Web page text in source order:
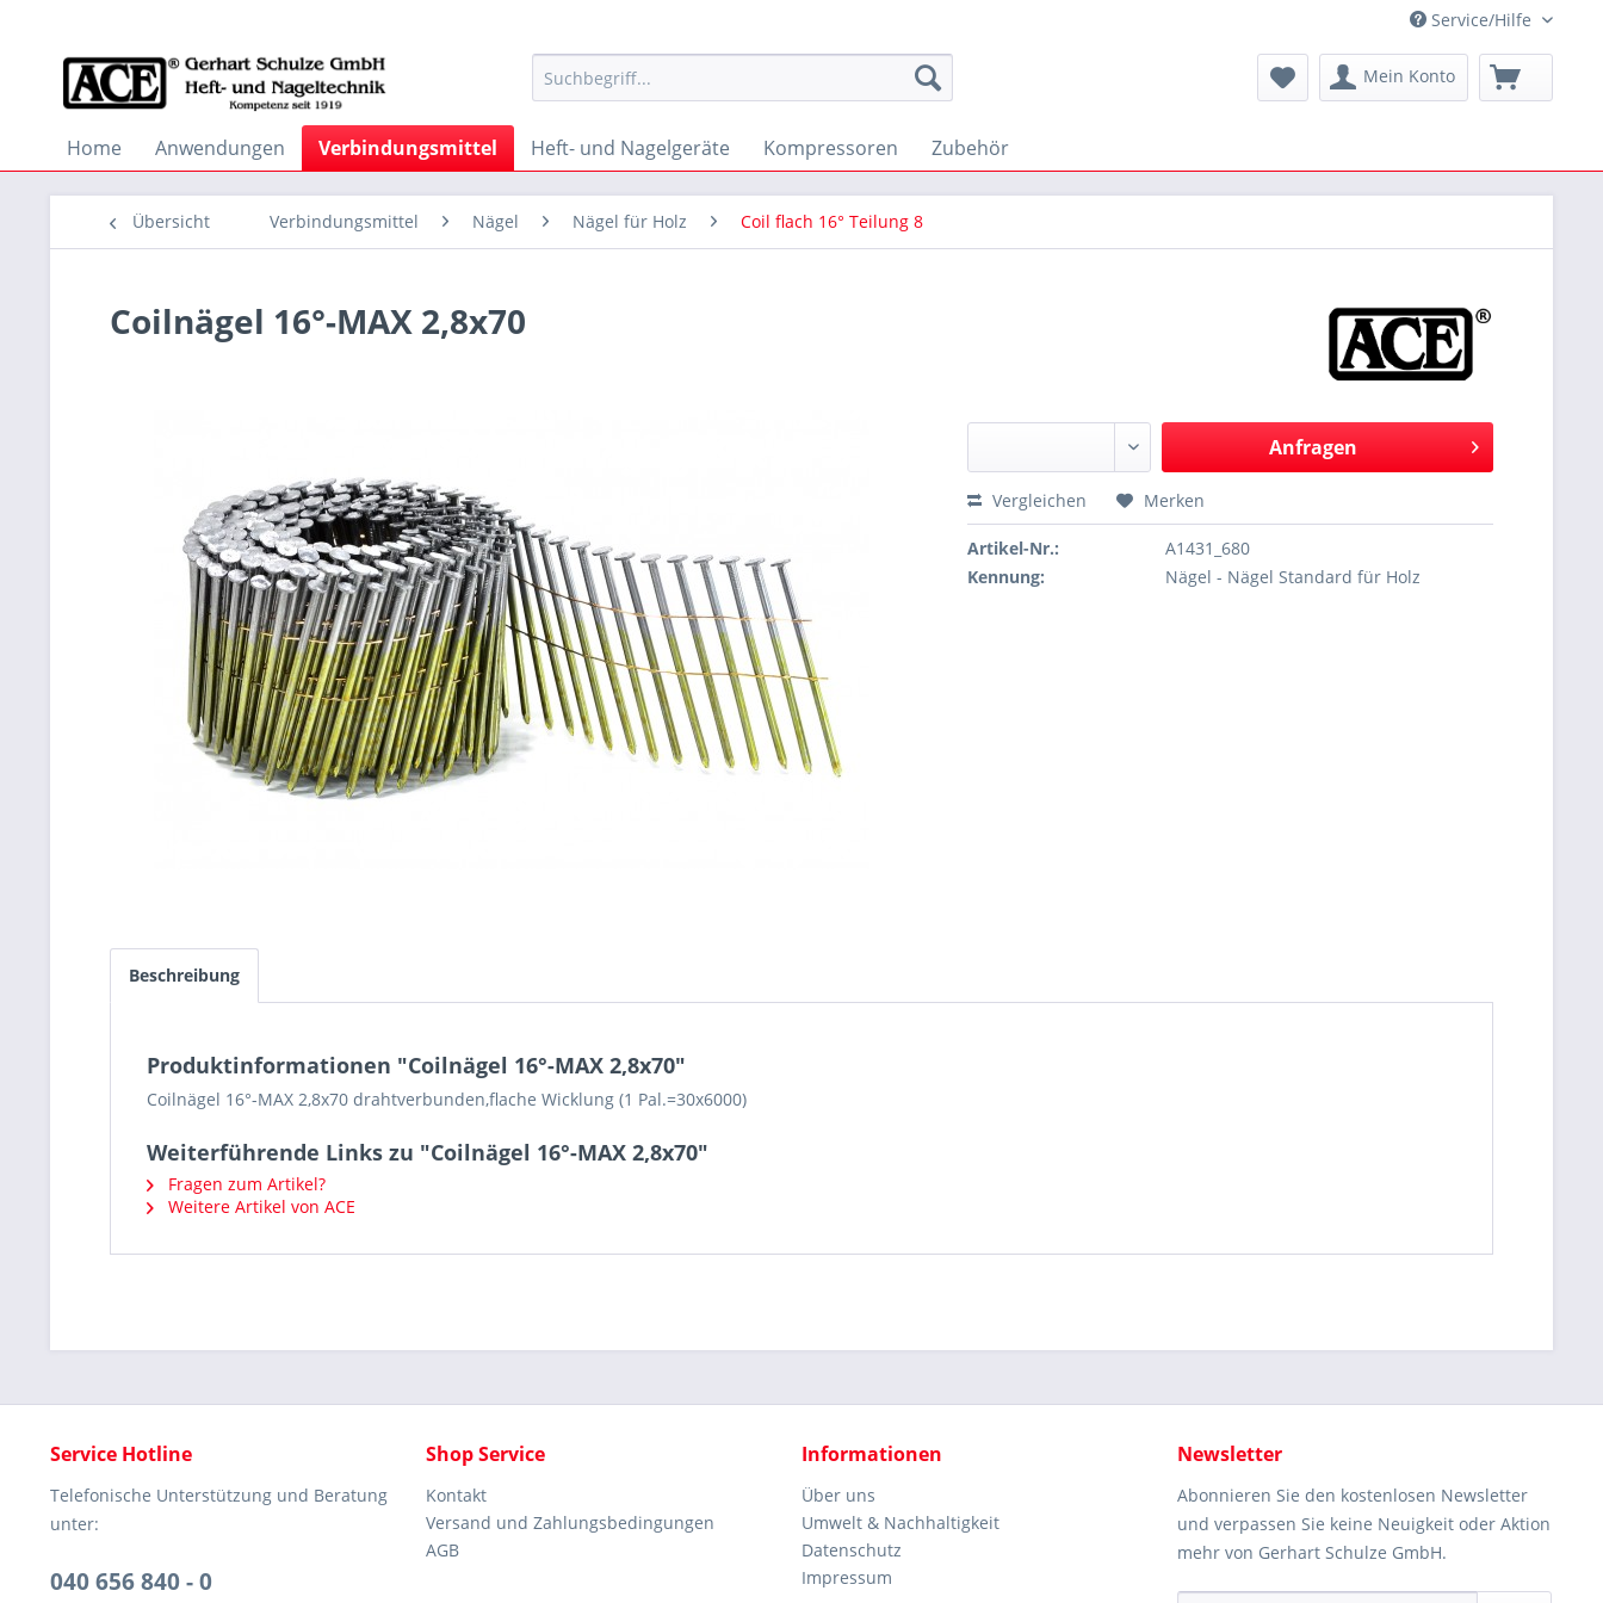
Service/Hilfe
Mein Konto
Home Anwendungen Verbindungsmittel Heft- und Nagelgeräte Kompressoren Zubehör
Übersicht Verbindungsmittel Nägel Nägel für Holz Coil flach 16° Teilung 8
Coilnägel 16°-MAX 2,8x70
Anfragen
Vergleichen Merken
Artikel-Nr.:
A1431_680
Kennung:
Nägel - Nägel Standard für Holz
Beschreibung
Produktinformationen "Coilnägel 16°-MAX 2,8x70"
Coilnägel 16°-MAX 2,8x70 drahtverbunden,flache Wicklung (1 Pal.=30x6000)
Weiterführende Links zu "Coilnägel 16°-MAX 2,8x70"
Fragen zum Artikel?
Weitere Artikel von ACE
Service Hotline
Telefonische Unterstützung und Beratung
unter:
040 656 840 - 0
Shop Service
Kontakt
Versand und Zahlungsbedingungen
AGB
Informationen
Über uns
Umwelt & Nachhaltigkeit
Datenschutz
Impressum
Newsletter
Abonnieren Sie den kostenlosen Newsletter
und verpassen Sie keine Neuigkeit oder Aktion
mehr von Gerhart Schulze GmbH.